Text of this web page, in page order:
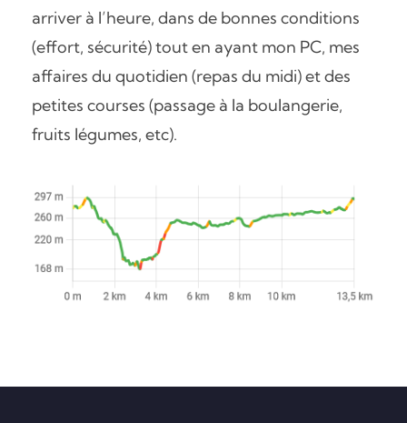
arriver à l’heure, dans de bonnes conditions
(effort, sécurité) tout en ayant mon PC, mes
affaires du quotidien (repas du midi) et des
petites courses (passage à la boulangerie,
fruits légumes, etc).